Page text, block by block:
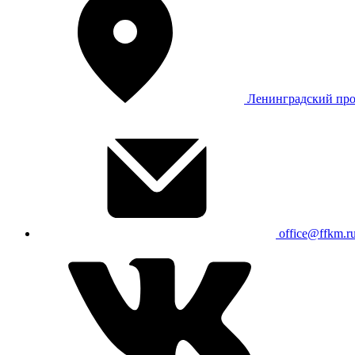
Ленинградский
office@ffkm.ru